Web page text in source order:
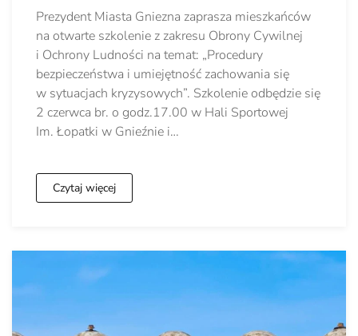
Prezydent Miasta Gniezna zaprasza mieszkańców
na otwarte szkolenie z zakresu Obrony Cywilnej
i Ochrony Ludności na temat: „Procedury
bezpieczeństwa i umiejętność zachowania się
w sytuacjach kryzysowych”. Szkolenie odbędzie się
2 czerwca br. o godz.17.00 w Hali Sportowej
Im. Łopatki w Gnieźnie i…
Czytaj więcej